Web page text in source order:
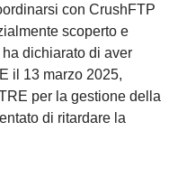
con CrushFTP
scoperto e
dichiarato di aver
il 13 marzo 2025,
per la gestione della
di ritardare la